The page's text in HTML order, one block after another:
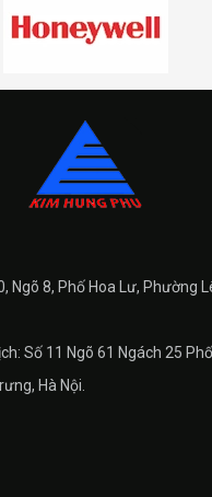
Ngõ 8, Phố Hoa Lư, Phường
Số 11 Ngõ 61 Ngách 25
Hà Nội.